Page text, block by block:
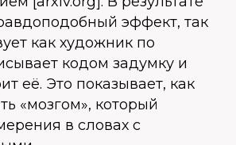
эффект, так
как художник по
кодом задумку и
её. Это показывает, как
«мозгом», который
в словах с